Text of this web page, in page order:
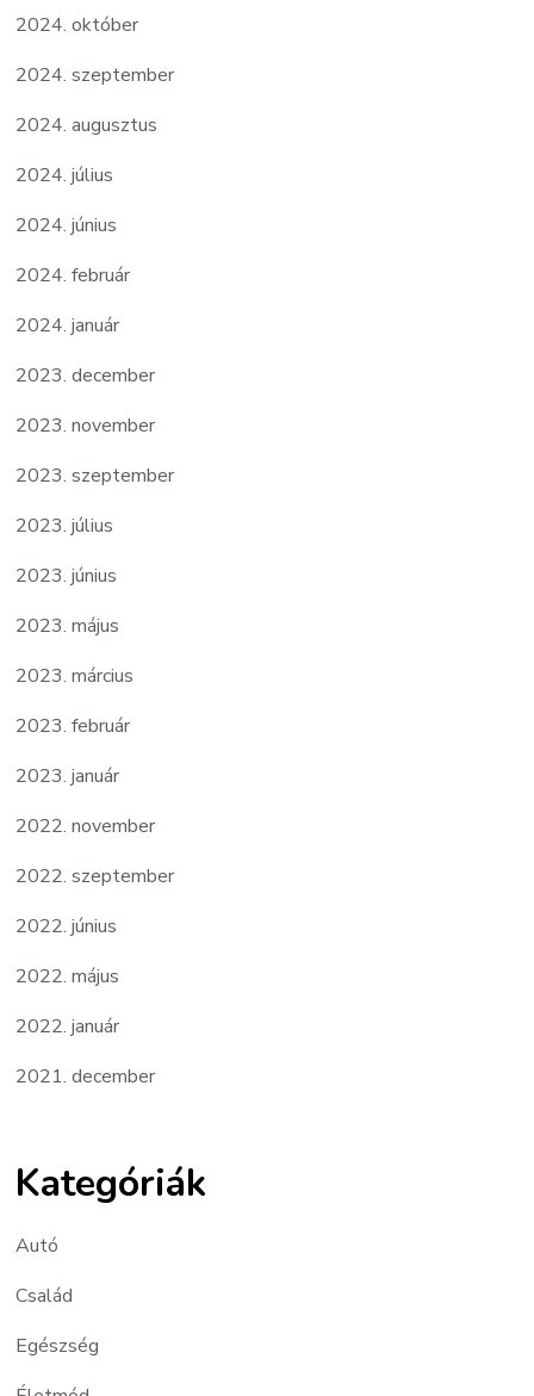
2024. október
2024. szeptember
2024. augusztus
2024. július
2024. június
2024. február
2024. január
2023. december
2023. november
2023. szeptember
2023. július
2023. június
2023. május
2023. március
2023. február
2023. január
2022. november
2022. szeptember
2022. június
2022. május
2022. január
2021. december
Kategóriák
Autó
Család
Egészség